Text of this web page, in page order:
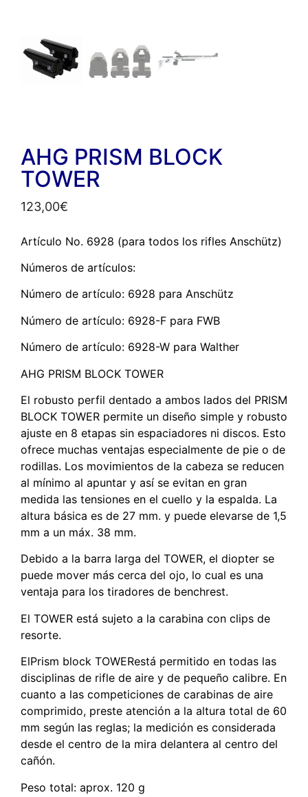
AHG PRISM BLOCK
TOWER
123,00€
Artículo No. 6928 (para todos los rifles Anschütz)
Números de artículos:
Número de artículo: 6928 para Anschütz
Número de artículo: 6928-F para FWB
Número de artículo: 6928-W para Walther
AHG PRISM BLOCK TOWER
El robusto perfil dentado a ambos lados del PRISM
BLOCK TOWER permite un diseño simple y robusto
ajuste en 8 etapas sin espaciadores ni discos. Esto
ofrece muchas ventajas especialmente de pie o de
rodillas. Los movimientos de la cabeza se reducen
al mínimo al apuntar y así se evitan en gran
medida las tensiones en el cuello y la espalda. La
altura básica es de 27 mm. y puede elevarse de 1,5
mm a un máx. 38 mm.
Debido a la barra larga del TOWER, el diopter se
puede mover más cerca del ojo, lo cual es una
ventaja para los tiradores de benchrest.
El TOWER está sujeto a la carabina con clips de
resorte.
ElPrism block TOWERestá permitido en todas las
disciplinas de rifle de aire y de pequeño calibre. En
cuanto a las competiciones de carabinas de aire
comprimido, preste atención a la altura total de 60
mm según las reglas; la medición es considerada
desde el centro de la mira delantera al centro del
cañón.
Peso total: aprox. 120 g